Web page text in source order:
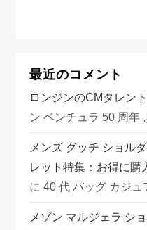
最近のコメント
ロンジンのCMタレン
ン ベンチュラ 50 周年
メンズ グッチ ショル
レット特集：お得に購
に40 代 バッグ カジュ
メゾン マルジェラ シ